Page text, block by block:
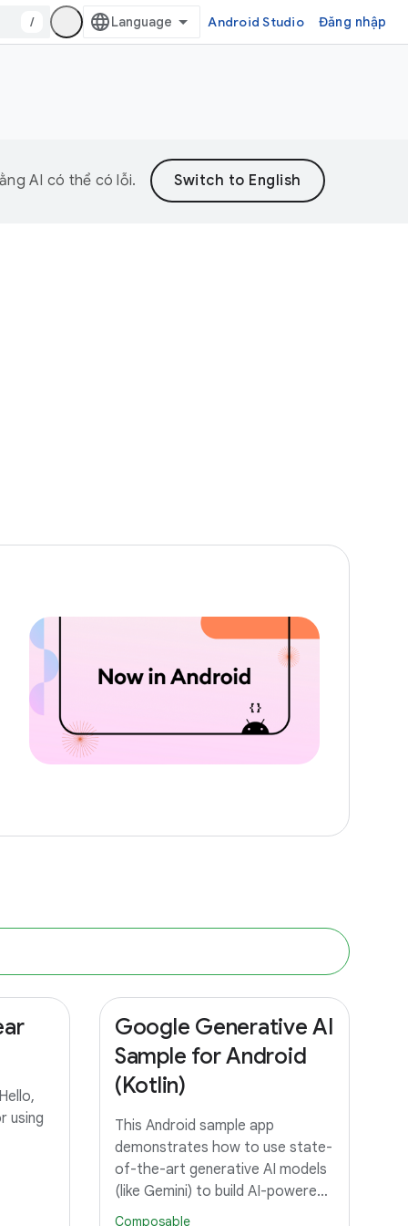
/ Android Studio Đăng nhập
AI có thể có lỗi.
using
Google Generative AI
Sample for Android
(Kotlin)
This Android sample app
demonstrates how to use state-
of-the-art generative AI models
(like Gemini) to build AI-powered
features and applications. To try
Composable